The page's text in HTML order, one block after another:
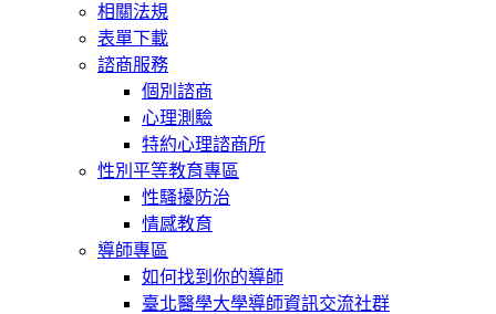
相關法規
表單下載
諮商服務
個別諮商
心理測驗
特約心理諮商所
性別平等教育專區
性騷擾防治
情感教育
導師專區
如何找到你的導師
臺北醫學大學導師資訊交流社群